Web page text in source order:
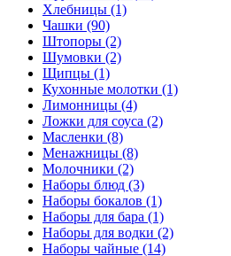
Хлебницы (1)
Чашки (90)
Штопоры (2)
Шумовки (2)
Щипцы (1)
Кухонные молотки (1)
Лимонницы (4)
Ложки для соуса (2)
Масленки (8)
Менажницы (8)
Молочники (2)
Наборы блюд (3)
Наборы бокалов (1)
Наборы для бара (1)
Наборы для водки (2)
Наборы чайные (14)